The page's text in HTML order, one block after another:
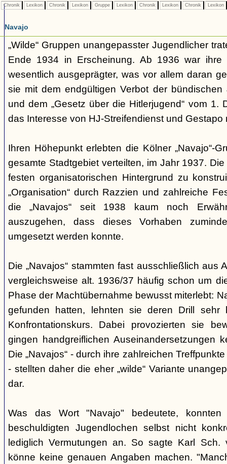
Chronik Lexikon Chronik Lexikon Gruppe Lexikon Chronik Lexikon Chronik Lexikon
Navajo
„Wilde“ Gruppen unangepasster Jugendlicher
Ende 1934 in Erscheinung. Ab 1936 war ihre
wesentlich ausgeprägter, was vor allem daran
sie mit dem endgültigen Verbot der
und dem „Gesetz über die Hitlerjugend“ vom 1.
das Interesse von HJ-Streifendienst und Gestapo
Ihren Höhepunkt erlebten die Kölner „Navajo“-
gesamte Stadtgebiet verteilten, im Jahr 1937.
festen organisatorischen Hintergrund zu
„Organisation“ durch Razzien und zahlreiche
die „Navajos“ seit 1938 kaum noch
auszugehen, dass dieses Vorhaben
umgesetzt werden konnte.
Die „Navajos“ stammten fast ausschließlich aus
vergleichsweise alt. 1936/37 häufig schon um
Phase der Machtübernahme bewusst miterlebt:
gefunden hatten, lehnten sie deren Drill
Konfrontationskurs. Dabei provozierten sie
gingen handgreiflichen Auseinandersetzungen
Die „Navajos“ - durch ihre zahlreichen
- stellten daher die eher „wilde“ Variante
dar.
Was das Wort "Navajo" bedeutete, konnten
beschuldigten Jugendlochen selbst nicht
lediglich Vermutungen an. So sagte Karl
könne keine genauen Angaben machen.